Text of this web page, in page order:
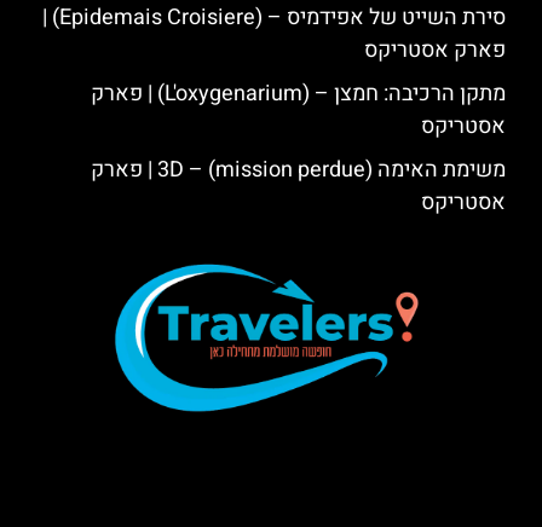
סירת השייט של אפידמיס – (Epidemais Croisiere) |
פארק אסטריקס
מתקן הרכיבה: חמצן – (L'oxygenarium) | פארק
אסטריקס
משימת האימה 3D – (mission perdue) | פארק
אסטריקס